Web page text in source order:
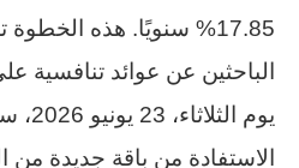
17.85% سنويًا. هذه
الباحثين عن عوائد تنافسية
يوم
الاستفادة من باقة جديدة من